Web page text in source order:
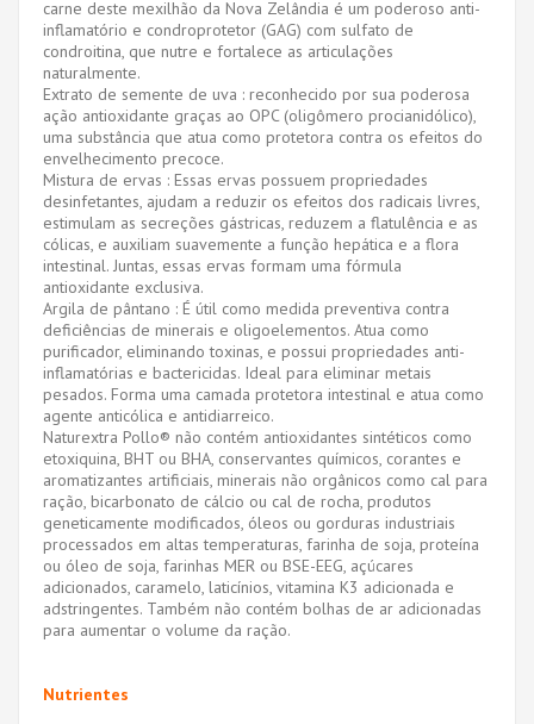
carne deste mexilhão da Nova Zelândia é um poderoso anti-
inflamatório e condroprotetor (GAG) com sulfato de
condroitina, que nutre e fortalece as articulações
naturalmente.
Extrato de semente de uva : reconhecido por sua poderosa
ação antioxidante graças ao OPC (oligômero procianidólico),
uma substância que atua como protetora contra os efeitos do
envelhecimento precoce.
Mistura de ervas : Essas ervas possuem propriedades
desinfetantes, ajudam a reduzir os efeitos dos radicais livres,
estimulam as secreções gástricas, reduzem a flatulência e as
cólicas, e auxiliam suavemente a função hepática e a flora
intestinal. Juntas, essas ervas formam uma fórmula
antioxidante exclusiva.
Argila de pântano : É útil como medida preventiva contra
deficiências de minerais e oligoelementos. Atua como
purificador, eliminando toxinas, e possui propriedades anti-
inflamatórias e bactericidas. Ideal para eliminar metais
pesados. Forma uma camada protetora intestinal e atua como
agente anticólica e antidiarreico.
Naturextra Pollo® não contém antioxidantes sintéticos como
etoxiquina, BHT ou BHA, conservantes químicos, corantes e
aromatizantes artificiais, minerais não orgânicos como cal para
ração, bicarbonato de cálcio ou cal de rocha, produtos
geneticamente modificados, óleos ou gorduras industriais
processados ​​em altas temperaturas, farinha de soja, proteína
ou óleo de soja, farinhas MER ou BSE-EEG, açúcares
adicionados, caramelo, laticínios, vitamina K3 adicionada e
adstringentes. Também não contém bolhas de ar adicionadas
para aumentar o volume da ração.
Nutrientes